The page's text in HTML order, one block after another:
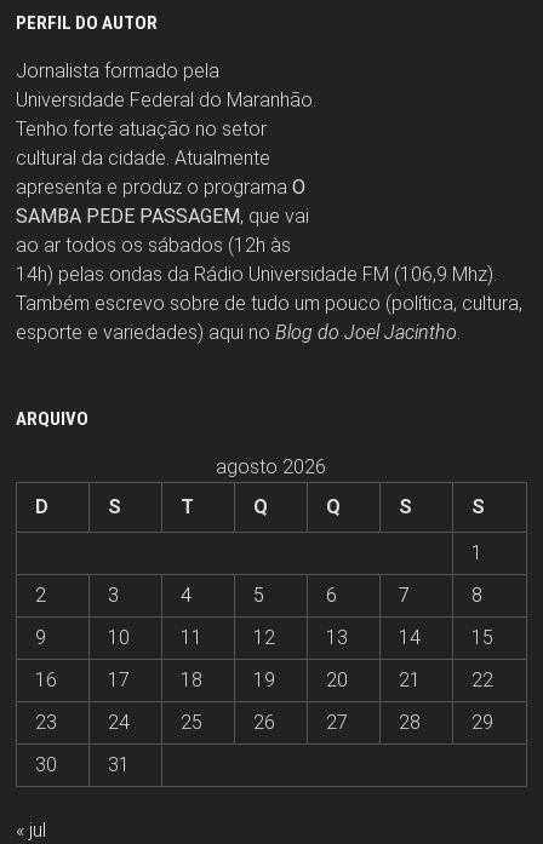
PERFIL DO AUTOR
Jornalista formado pela
Universidade Federal do Maranhão.
Tenho forte atuação no setor
cultural da cidade. Atualmente
apresenta e produz o programa O
SAMBA PEDE PASSAGEM, que vai
ao ar todos os sábados (12h às
14h) pelas ondas da Rádio Universidade FM (106,9 Mhz).
Também escrevo sobre de tudo um pouco (política, cultura,
esporte e variedades) aqui no Blog do Joel Jacintho.
ARQUIVO
agosto 2026
D
S T Q Q S
S
1
2
3 4 5 6 7
8
9
10 11 12 13 14
15
16
17 18 19 20 21
22
23
24 25 26 27 28
29
30
31
« jul